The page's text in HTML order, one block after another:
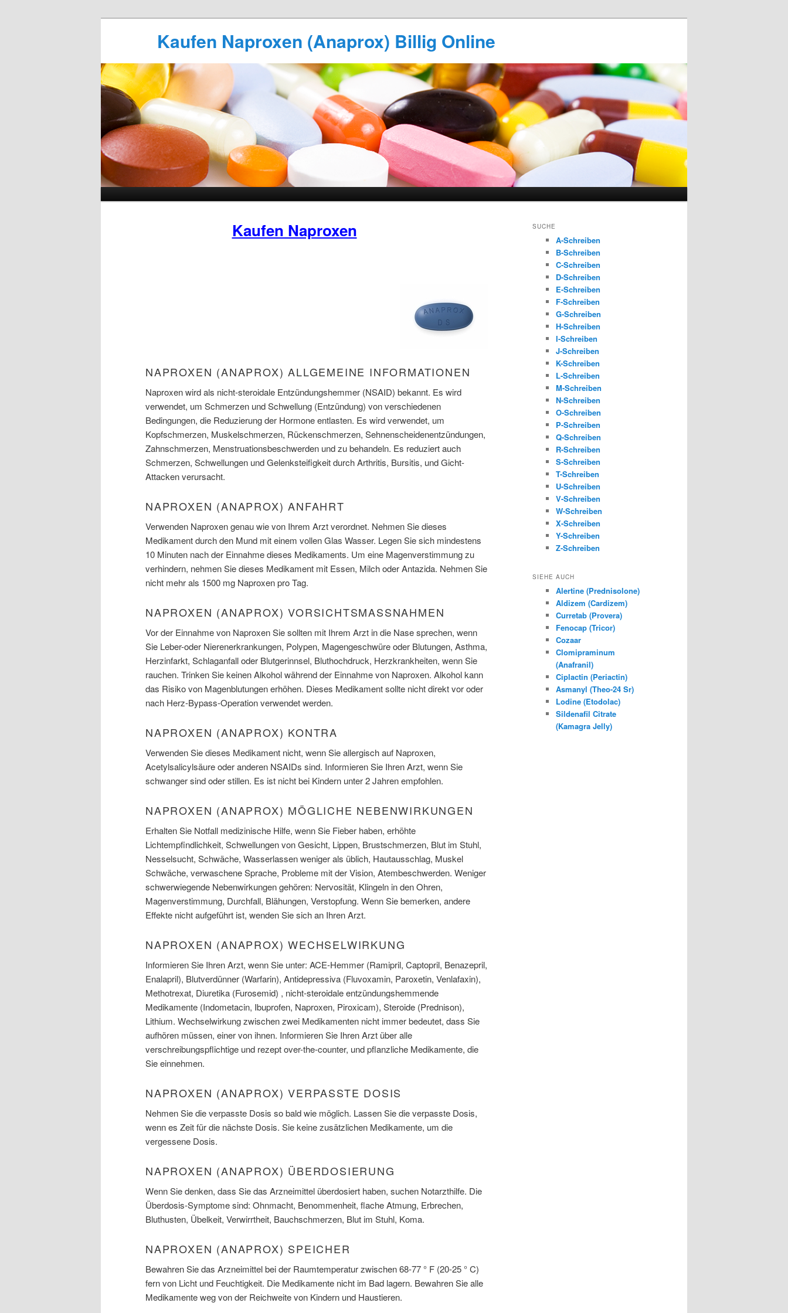
Kaufen Naproxen (Anaprox) Billig Online
Kaufen Naproxen
NAPROXEN (ANAPROX) ALLGEMEINE INFORMATIONEN
Naproxen wird als nicht-steroidale Entzündungshemmer (NSAID) bekannt. Es wird
verwendet, um Schmerzen und Schwellung (Entzündung) von verschiedenen
Bedingungen, die Reduzierung der Hormone entlasten. Es wird verwendet, um
Kopfschmerzen, Muskelschmerzen, Rückenschmerzen, Sehnenscheidenentzündungen,
Zahnschmerzen, Menstruationsbeschwerden und zu behandeln. Es reduziert auch
Schmerzen, Schwellungen und Gelenksteifigkeit durch Arthritis, Bursitis, und Gicht-
Attacken verursacht.
NAPROXEN (ANAPROX) ANFAHRT
Verwenden Naproxen genau wie von Ihrem Arzt verordnet. Nehmen Sie dieses
Medikament durch den Mund mit einem vollen Glas Wasser. Legen Sie sich mindestens
10 Minuten nach der Einnahme dieses Medikaments. Um eine Magenverstimmung zu
verhindern, nehmen Sie dieses Medikament mit Essen, Milch oder Antazida. Nehmen Sie
nicht mehr als 1500 mg Naproxen pro Tag.
NAPROXEN (ANAPROX) VORSICHTSMASSNAHMEN
Vor der Einnahme von Naproxen Sie sollten mit Ihrem Arzt in die Nase sprechen, wenn
Sie Leber-oder Nierenerkrankungen, Polypen, Magengeschwüre oder Blutungen, Asthma,
Herzinfarkt, Schlaganfall oder Blutgerinnsel, Bluthochdruck, Herzkrankheiten, wenn Sie
rauchen. Trinken Sie keinen Alkohol während der Einnahme von Naproxen. Alkohol kann
das Risiko von Magenblutungen erhöhen. Dieses Medikament sollte nicht direkt vor oder
nach Herz-Bypass-Operation verwendet werden.
NAPROXEN (ANAPROX) KONTRA
Verwenden Sie dieses Medikament nicht, wenn Sie allergisch auf Naproxen,
Acetylsalicylsäure oder anderen NSAIDs sind. Informieren Sie Ihren Arzt, wenn Sie
schwanger sind oder stillen. Es ist nicht bei Kindern unter 2 Jahren empfohlen.
NAPROXEN (ANAPROX) MÖGLICHE NEBENWIRKUNGEN
Erhalten Sie Notfall medizinische Hilfe, wenn Sie Fieber haben, erhöhte
Lichtempfindlichkeit, Schwellungen von Gesicht, Lippen, Brustschmerzen, Blut im Stuhl,
Nesselsucht, Schwäche, Wasserlassen weniger als üblich, Hautausschlag, Muskel
Schwäche, verwaschene Sprache, Probleme mit der Vision, Atembeschwerden. Weniger
schwerwiegende Nebenwirkungen gehören: Nervosität, Klingeln in den Ohren,
Magenverstimmung, Durchfall, Blähungen, Verstopfung. Wenn Sie bemerken, andere
Effekte nicht aufgeführt ist, wenden Sie sich an Ihren Arzt.
NAPROXEN (ANAPROX) WECHSELWIRKUNG
Informieren Sie Ihren Arzt, wenn Sie unter: ACE-Hemmer (Ramipril, Captopril, Benazepril,
Enalapril), Blutverdünner (Warfarin), Antidepressiva (Fluvoxamin, Paroxetin, Venlafaxin),
Methotrexat, Diuretika (Furosemid) , nicht-steroidale entzündungshemmende
Medikamente (Indometacin, Ibuprofen, Naproxen, Piroxicam), Steroide (Prednison),
Lithium. Wechselwirkung zwischen zwei Medikamenten nicht immer bedeutet, dass Sie
aufhören müssen, einer von ihnen. Informieren Sie Ihren Arzt über alle
verschreibungspflichtige und rezept over-the-counter, und pflanzliche Medikamente, die
Sie einnehmen.
NAPROXEN (ANAPROX) VERPASSTE DOSIS
Nehmen Sie die verpasste Dosis so bald wie möglich. Lassen Sie die verpasste Dosis,
wenn es Zeit für die nächste Dosis. Sie keine zusätzlichen Medikamente, um die
vergessene Dosis.
NAPROXEN (ANAPROX) ÜBERDOSIERUNG
Wenn Sie denken, dass Sie das Arzneimittel überdosiert haben, suchen Notarzthilfe. Die
Überdosis-Symptome sind: Ohnmacht, Benommenheit, flache Atmung, Erbrechen,
Bluthusten, Übelkeit, Verwirrtheit, Bauchschmerzen, Blut im Stuhl, Koma.
NAPROXEN (ANAPROX) SPEICHER
Bewahren Sie das Arzneimittel bei der Raumtemperatur zwischen 68-77 ° F (20-25 ° C)
fern von Licht und Feuchtigkeit. Die Medikamente nicht im Bad lagern. Bewahren Sie alle
Medikamente weg von der Reichweite von Kindern und Haustieren.
SUCHE
A-Schreiben
B-Schreiben
C-Schreiben
D-Schreiben
E-Schreiben
F-Schreiben
G-Schreiben
H-Schreiben
I-Schreiben
J-Schreiben
K-Schreiben
L-Schreiben
M-Schreiben
N-Schreiben
O-Schreiben
P-Schreiben
Q-Schreiben
R-Schreiben
S-Schreiben
T-Schreiben
U-Schreiben
V-Schreiben
W-Schreiben
X-Schreiben
Y-Schreiben
Z-Schreiben
SIEHE AUCH
Alertine (Prednisolone)
Aldizem (Cardizem)
Curretab (Provera)
Fenocap (Tricor)
Cozaar
Clomipraminum
(Anafranil)
Ciplactin (Periactin)
Asmanyl (Theo-24 Sr)
Lodine (Etodolac)
Sildenafil Citrate
(Kamagra Jelly)